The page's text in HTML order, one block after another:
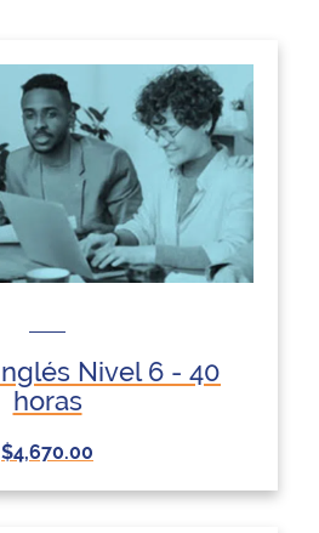
Nivel 6 - 40
horas
$4,670.00